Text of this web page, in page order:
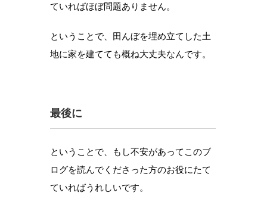
ていればほぼ問題ありません。
ということで、田んぼを埋め立てした土
地に家を建てても概ね大丈夫なんです。
最後に
ということで、もし不安があってこのブ
ログを読んでくださった方のお役にたて
ていればうれしいです。